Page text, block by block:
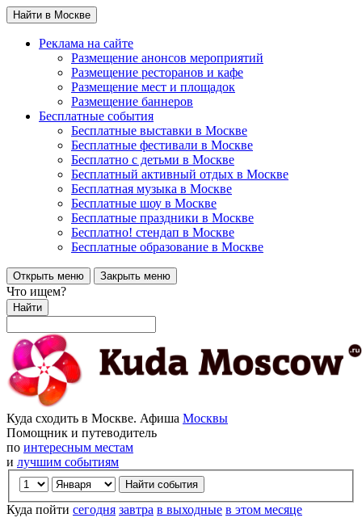
Найти в Москве
Реклама на сайте
Размещение анонсов мероприятий
Размещение ресторанов и кафе
Размещение мест и площадок
Размещение баннеров
Бесплатные события
Бесплатные выставки в Москве
Бесплатные фестивали в Москве
Бесплатно с детьми в Москве
Бесплатный активный отдых в Москве
Бесплатная музыка в Москве
Бесплатные шоу в Москве
Бесплатные праздники в Москве
Бесплатно! стендап в Москве
Бесплатные образование в Москве
Открыть меню Закрыть меню
Что ищем?
Найти
Куда сходить в Москве. Афиша Москвы
Помощник и путеводитель
по интересным местам
и лучшим событиям
Куда пойти сегодня завтра в выходные в этом месяце